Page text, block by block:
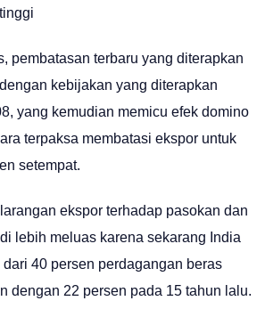
pembatasan terbaru yang diterapkan
kebijakan yang diterapkan
yang kemudian memicu efek domino
terpaksa membatasi ekspor untuk
setempat.
ekspor terhadap pasokan dan
lebih meluas karena sekarang India
40 persen perdagangan beras
dengan 22 persen pada 15 tahun lalu.